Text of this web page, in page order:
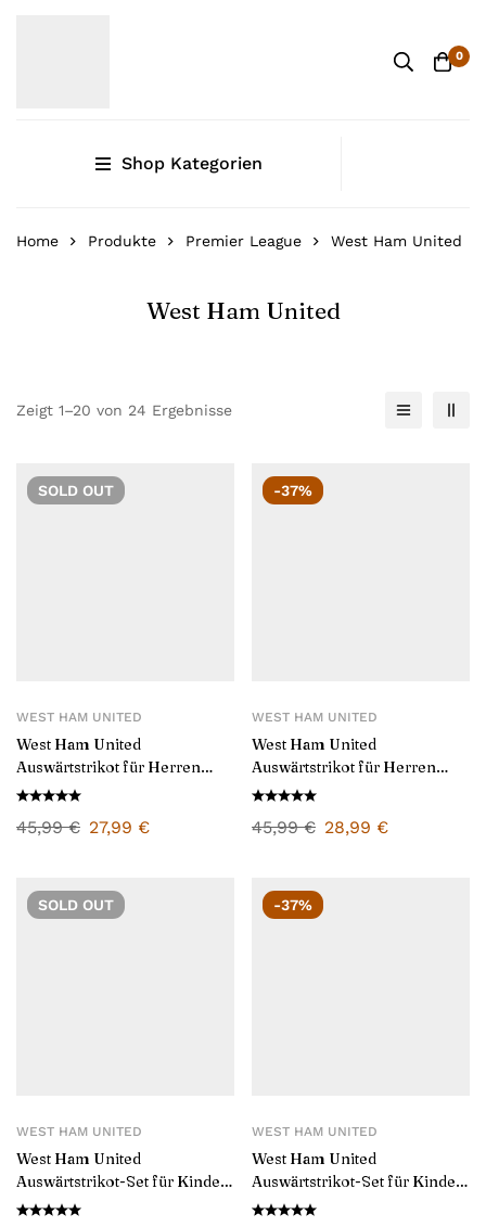
0
Shop Kategorien
Home Produkte Premier League West Ham United
West Ham United
Zeigt 1–20 von 24 Ergebnisse
SOLD OUT
WEST HAM UNITED
West Ham United
Auswärtstrikot für Herren
2024/25
45,99€ 27,99 €
-37%
WEST HAM UNITED
West Ham United
Auswärtstrikot für Herren
2025/26
45,99€ 28,99 €
SOLD OUT
WEST HAM UNITED
West Ham United
Auswärtstrikot-Set für Kinder
2024/25
-37%
WEST HAM UNITED
West Ham United
Auswärtstrikot-Set für Kinder
2025/26